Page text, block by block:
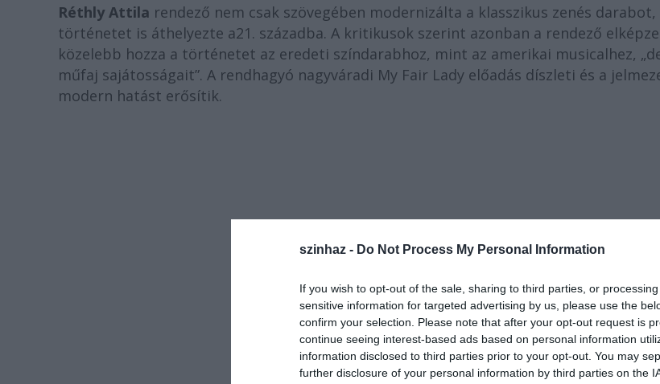
szinhaz - Do Not Process My Personal Information
If you wish to opt-out of the sale, sharing to third parties, or
sensitive information for targeted advertising by us, please use the
confirm your selection. Please note that after your opt-out request is
continue seeing interest-based ads based on personal information
information disclosed to third parties prior to your opt-out. You may
further disclosure of your personal information by third parties on the
Réthly Attila rendező nem csak szövegében modernizálta a klasszikus zenés darabot,
történetet is áthelyezte a21. századba. A kritikusok szerint azonban a rendező
közelebb hozza a történetet az eredeti színdarabhoz, mint az amerikai musicalhez,
műfaj sajátosságait”. A rendhagyó nagyváradi My Fair Lady előadás díszleti és a
modern hatást erősítik.